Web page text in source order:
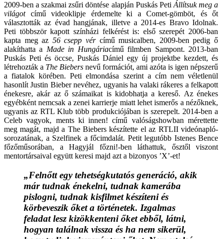
2009-ben a szakmai zsűri döntése alapján Puskás Peti Állítsuk meg a
világotcímű videoklipje érdemelte ki a Comet-gömböt, és őt
választották az évad hangjának, illetve a 2014-es Bravo Idolnak.
Peti többször kapott színházi felkérést is: első szerepét 2006-ban
kapta meg az 56 csepp vércímű musicalben, 2009-ben pedig ő
alakíthatta a Made in Hungáriacímű filmben Sampont. 2013-ban
Puskás Peti és öccse, Puskás Dániel egy új projektbe kezdett, és
létrehozták a The Biebers nevű formációt, ami azóta is igen népszerű
a fiatalok körében. Peti elmondása szerint a cím nem véletlenül
hasonlít Justin Bieber nevéhez, ugyanis ha valaki rákeres a felkapott
énekesre, akár az ő számaikat is kidobhatja a kereső. Az énekes
egyébként nemcsak a zenei karrierje miatt lehet ismerős a nézőknek,
ugyanis az RTL Klub több produkciójában is szerepelt. 2014-ben a
Celeb vagyok, ments ki innen! című valóságshowban mérettette
meg magát, majd a The Biebers készítette el az RTLII videónapló-
sorozatának, a Szelfinek a főcimdalát. Petit legutóbb Istenes Bence
főzőműsorában, a Hagyjál főzni!-ben láthattuk, ősztől viszont
mentortársaival együtt keresi majd azt a bizonyos ’X’-et!
„Felnőtt egy tehetségkutatós generáció, akik
már tudnak énekelni, tudnak kamerába
pislogni, tudnak kisfilmet készíteni és
körbeveszik őket a történetek. Izgalmas
feladat lesz kizökkenteni őket ebből, látni,
hogyan találnak vissza és ha nem sikerül,